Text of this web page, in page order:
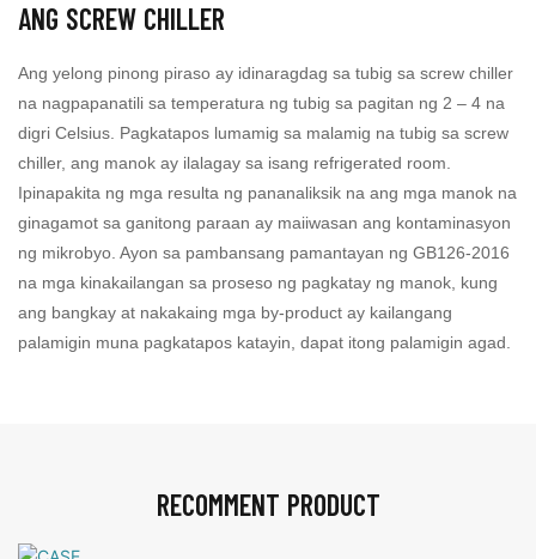
ANG SCREW CHILLER
Ang yelong pinong piraso ay idinaragdag sa tubig sa screw chiller
na nagpapanatili sa temperatura ng tubig sa pagitan ng 2 – 4 na
digri Celsius. Pagkatapos lumamig sa malamig na tubig sa screw
chiller, ang manok ay ilalagay sa isang refrigerated room.
Ipinapakita ng mga resulta ng pananaliksik na ang mga manok na
ginagamot sa ganitong paraan ay maiiwasan ang kontaminasyon
ng mikrobyo. Ayon sa pambansang pamantayan ng GB126-2016
na mga kinakailangan sa proseso ng pagkatay ng manok, kung
ang bangkay at nakakaing mga by-product ay kailangang
palamigin muna pagkatapos katayin, dapat itong palamigin agad.
RECOMMENT PRODUCT